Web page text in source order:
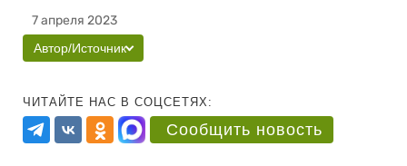
7 апреля 2023
Автор/Источник
ЧИТАЙТЕ НАС В СОЦСЕТЯХ:
Сообщить новость